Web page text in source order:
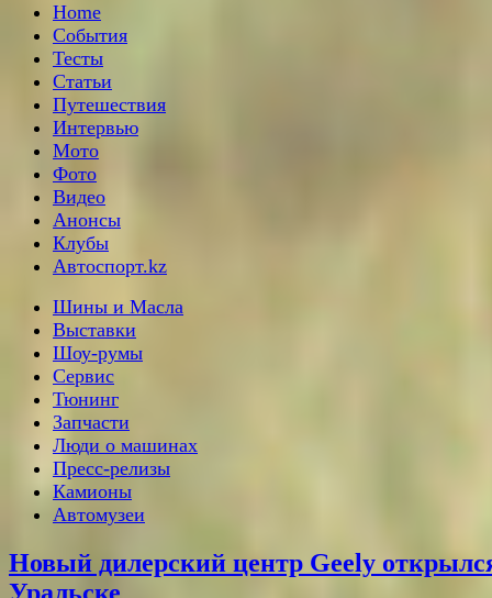
Home
События
Тесты
Статьи
Путешествия
Интервью
Мото
Фото
Видео
Анонсы
Клубы
Автоспорт.kz
Шины и Масла
Выставки
Шоу-румы
Сервис
Тюнинг
Запчасти
Люди о машинах
Пресс-релизы
Камионы
Автомузеи
Новый дилерский центр Geely